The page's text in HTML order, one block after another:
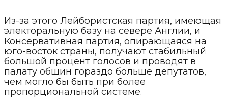
Из-за этого Лейбористская партия, имеющая
электоральную базу на севере Англии, и
Консервативная партия, опирающаяся на
юго-восток страны, получают стабильный
большой процент голосов и проводят в
палату общин гораздо больше депутатов,
чем могло бы быть при более
пропорциональной системе.